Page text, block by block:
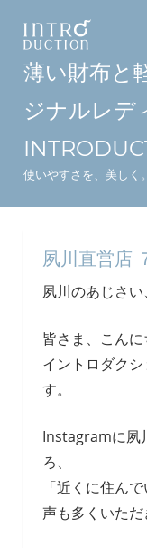
薄い財布と
ジナルレデ
使いやすさを、美しく。
夙川直営店
夙川のあじさ
皆さま、こんに
イントロダク
す。
Instagramに夙
ろ、
「近くに住ん
声も多くいただ